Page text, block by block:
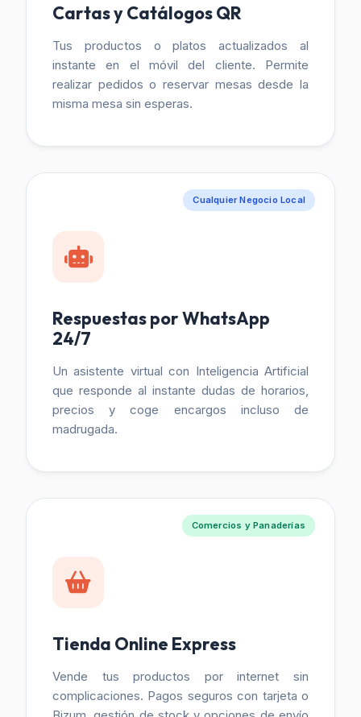
Cartas y Catálogos QR
Tus productos o platos actualizados al
instante en el móvil del cliente. Permite
realizar pedidos o reservar mesas desde la
misma mesa sin esperas.
Cualquier Negocio Local
Respuestas por WhatsApp
24/7
Un asistente virtual con Inteligencia Artificial
que responde al instante dudas de horarios,
precios y coge encargos incluso de
madrugada.
Comercios y Panaderías
Tienda Online Express
Vende tus productos por internet sin
complicaciones. Pagos seguros con tarjeta o